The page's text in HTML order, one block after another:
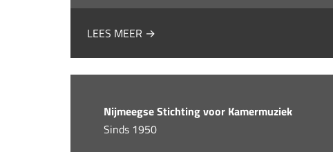
LEES MEER →
Nijmeegse Stichting voor Kamermuziek
Sinds 1950